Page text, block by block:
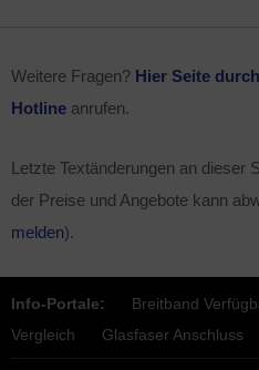
Weitere Fragen? Hier Seite
Hotline anrufen.
Letzte Textänderungen an dieser
der Preise und Angebote kann
melden).
Info-Portale: Breitband
Vergleich
Glasfaser Anschluss